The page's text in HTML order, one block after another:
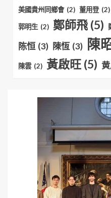
美國貴州同鄉會 (2) 董用登 (2)
郭明生 (2) 鄭師飛 (5)
陈恒 (3) 陳恆 (3) 陳
陳雲 (2) 黃啟旺 (5)